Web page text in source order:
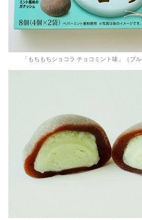
「もちもちショコラ チョコミント味」（ブ